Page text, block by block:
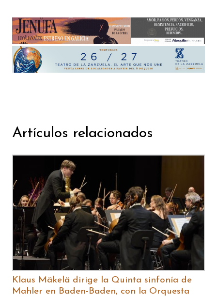
Artículos relacionados
Klaus Mäkelä dirige la Quinta sinfonía de
Mahler en Baden-Baden, con la Orquesta